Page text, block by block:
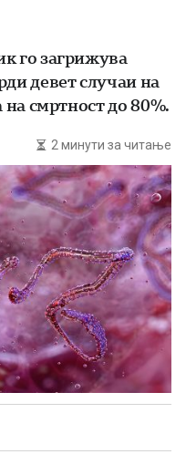
го загрижува
девет случаи на
на смртност до 80%.
2 минути за читање